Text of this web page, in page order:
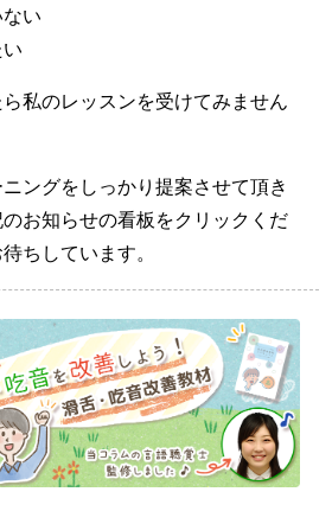
ない
い
私のレッスンを受けてみません
ングをしっかり提案させて頂き
お知らせの看板をクリックくだ
ちしています。